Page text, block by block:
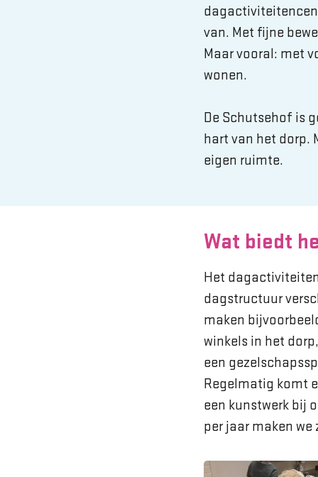
van. Met fijne
Maar vooral: met
wonen.
De Schutsehof is
hart van het dorp.
eigen ruimte.
Wat biedt
Het
dagstructuur
maken
winkels in het
een
Regelmatig komt
een kunstwerk bij
per jaar maken